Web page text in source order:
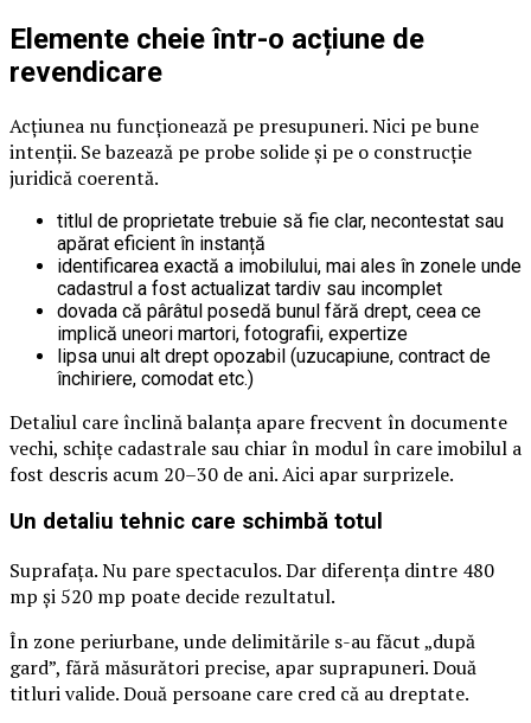
Elemente cheie într-o acțiune de
revendicare
Acțiunea nu funcționează pe presupuneri. Nici pe bune
intenții. Se bazează pe probe solide și pe o construcție
juridică coerentă.
titlul de proprietate trebuie să fie clar, necontestat sau
apărat eficient în instanță
identificarea exactă a imobilului, mai ales în zonele unde
cadastrul a fost actualizat tardiv sau incomplet
dovada că pârâtul posedă bunul fără drept, ceea ce
implică uneori martori, fotografii, expertize
lipsa unui alt drept opozabil (uzucapiune, contract de
închiriere, comodat etc.)
Detaliul care înclină balanța apare frecvent în documente
vechi, schițe cadastrale sau chiar în modul în care imobilul a
fost descris acum 20–30 de ani. Aici apar surprizele.
Un detaliu tehnic care schimbă totul
Suprafața. Nu pare spectaculos. Dar diferența dintre 480
mp și 520 mp poate decide rezultatul.
În zone periurbane, unde delimitările s-au făcut „după
gard”, fără măsurători precise, apar suprapuneri. Două
titluri valide. Două persoane care cred că au dreptate.